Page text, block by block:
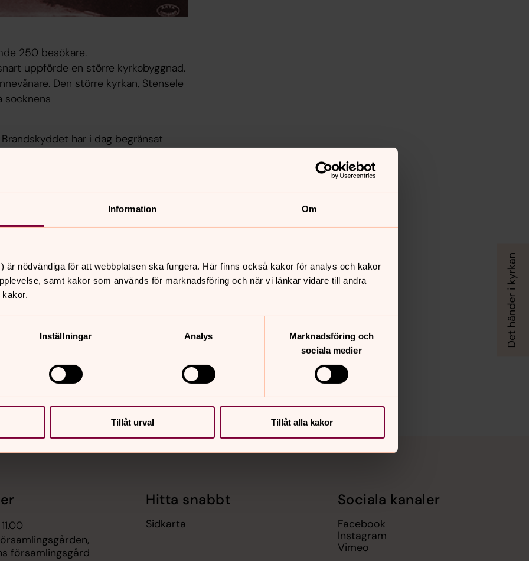
Information Om
är nödvändiga för att webbplatsen ska fungera. Här finns också kakor för analys och kakor
samt kakor som används för marknadsföring och när vi länkar vidare till andra
Inställningar Analys
Marknadsföring och
sociala medier
Tillåt urval Tillåt alla kakor
250 besökare.
uppförde en större kyrkobyggnad.
Den större kyrkan, Stensele
socknens
har i dag begränsat
här finner Du ett av de bäst
ett exemplar av världens minsta
kyrka, invigd 1926, Åskilje
Storumans församlingsgård 1977
församlingsgård
Hitta snabbt
Sidkarta
Sociala kanaler
Facebook
Instagram
Vimeo